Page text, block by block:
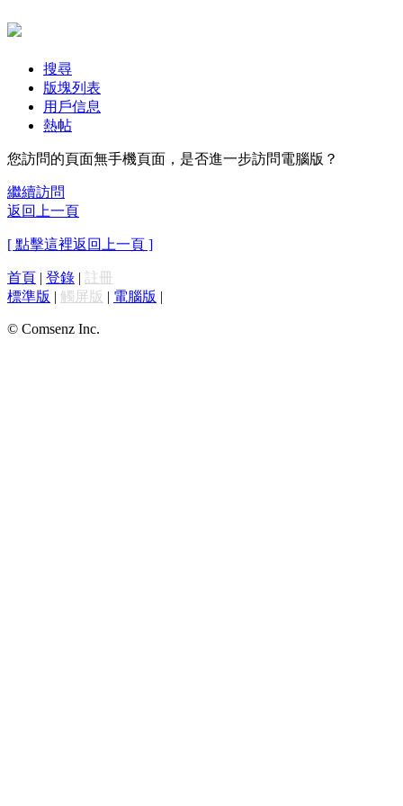
搜尋
版塊列表
用戶信息
熱帖
您訪問的頁面無手機頁面，是否進一步訪問電腦版？
繼續訪問
返回上一頁
[ 點擊這裡返回上一頁 ]
首頁 | 登錄 | 註冊
標準版 | 觸屏版 | 電腦版 |
© Comsenz Inc.